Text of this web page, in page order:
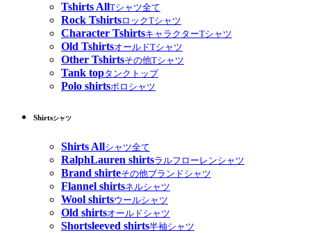
Tshirts AllTシャツ全て
Rock TshirtsロックTシャツ
Character TshirtsキャラクターTシャツ
Old TshirtsオールドTシャツ
Other Tshirtsその他Tシャツ
Tank topタンクトップ
Polo shirtsポロシャツ
Shirtsシャツ
Shirts Allシャツ全て
RalphLauren shirtsラルフローレンシャツ
Brand shirteその他ブランドシャツ
Flannel shirtsネルシャツ
Wool shirtsウールシャツ
Old shirtsオールドシャツ
Shortsleeved shirts半袖シャツ